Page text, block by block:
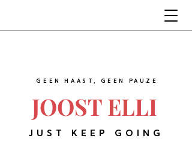
JOOST ELLI
GEEN HAAST, GEEN PAUZE
JUST KEEP GOING